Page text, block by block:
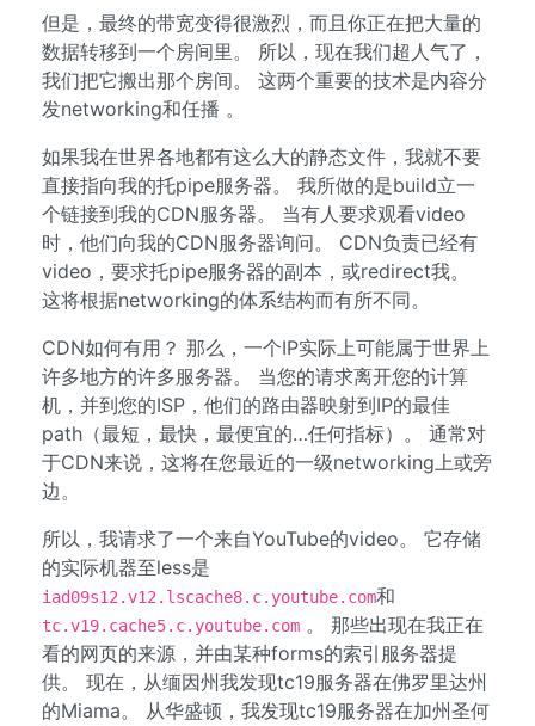
但是，最终的带宽变得很激烈，而且你正在把大量的
数据转移到一个房间里。 所以，现在我们超人气了，
我们把它搬出那个房间。 这两个重要的技术是内容分
发networking和任播 。
如果我在世界各地都有这么大的静态文件，我就不要
直接指向我的托pipe服务器。 我所做的是build立一
个链接到我的CDN服务器。 当有人要求观看video
时，他们向我的CDN服务器询问。 CDN负责已经有
video，要求托pipe服务器的副本，或redirect我。
这将根据networking的体系结构而有所不同。
CDN如何有用？ 那么，一个IP实际上可能属于世界上
许多地方的许多服务器。 当您的请求离开您的计算
机，并到您的ISP，他们的路由器映射到IP的最佳
path（最短，最快，最便宜的…任何指标）。 通常对
于CDN来说，这将在您最近的一级networking上或旁
边。
所以，我请求了一个来自YouTube的video。 它存储
的实际机器至less是
iad09s12.v12.lscache8.c.youtube.com和
tc.v19.cache5.c.youtube.com 。 那些出现在我正在
看的网页的来源，并由某种forms的索引服务器提
供。 现在，从缅因州我发现tc19服务器在佛罗里达州
的Miama。 从华盛顿，我发现tc19服务器在加州圣何